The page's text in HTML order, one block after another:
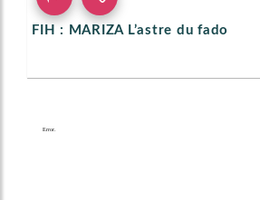
FIH : MARIZA L’astre du fado